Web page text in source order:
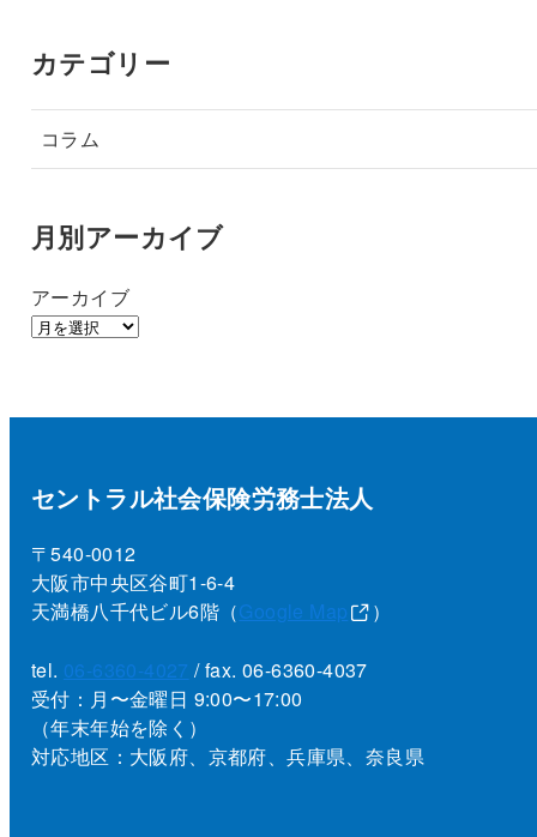
カテゴリー
コラム
月別アーカイブ
アーカイブ
セントラル社会保険労務士法人
〒540-0012
大阪市中央区谷町1-6-4
天満橋八千代ビル6階（Google Map ）
tel. 06-6360-4027 / fax. 06-6360-4037
受付：月〜金曜日 9:00〜17:00
（年末年始を除く）
対応地区：大阪府、京都府、兵庫県、奈良県